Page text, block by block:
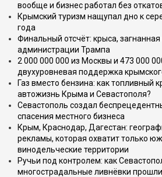
вообще и бизнес работал без
Крымский туризм нащупал дно к
года
Финальный отсчёт: крыса, загнанная
администрации Трампа
2 000 000 000 из Москвы и 473 000
двухуровневая поддержка
Газ вместо бензина: как топливный
автожизнь Крыма и Севастополя?
Севастополь создал
спасения местного бизнеса
Крым, Краснодар, Дагестан:
рекламы, которая охватит только
винодельческие территории
Ручьи под контролем: как
многострадальные ливнёвки